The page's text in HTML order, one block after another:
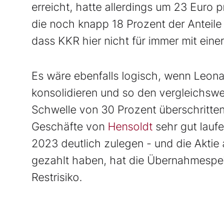
erreicht, hatte allerdings um 23 Euro
die noch knapp 18 Prozent der
dass KKR hier nicht für immer mit
Es wäre ebenfalls logisch, wenn
konsolidieren und so den
Schwelle von 30 Prozent
Geschäfte von Hensoldt sehr gut
2023 deutlich zulegen - und die Aktie
gezahlt haben, hat die
Restrisiko.